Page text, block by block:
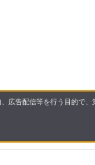
広告配信等を行う目的で